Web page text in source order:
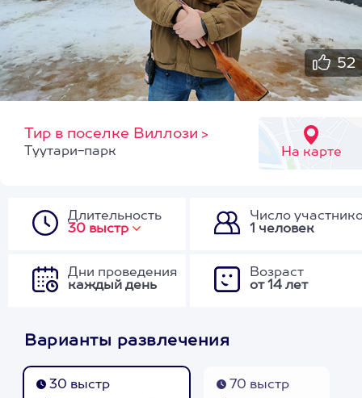
52
Тир в поселке Виллози >
На карте
Туутари-парк
Длительность
30 выстр
Число
1 человек
Дни проведения
каждый день
Возраст
от 14 лет
Варианты развлечения
30 выстр
70 выстр